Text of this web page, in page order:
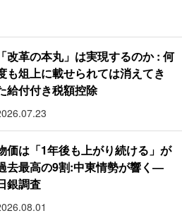
「改革の本丸」は実現するのか : 何
も俎上に載せられては消えてき
給付付き税額控除
価は「1年後も上がり続ける」が
去最高の9割:中東情勢が響く―
銀調査